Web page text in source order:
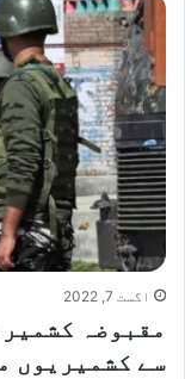
اگست 7, 2022
مقبوضہ
سے کشمیریوں